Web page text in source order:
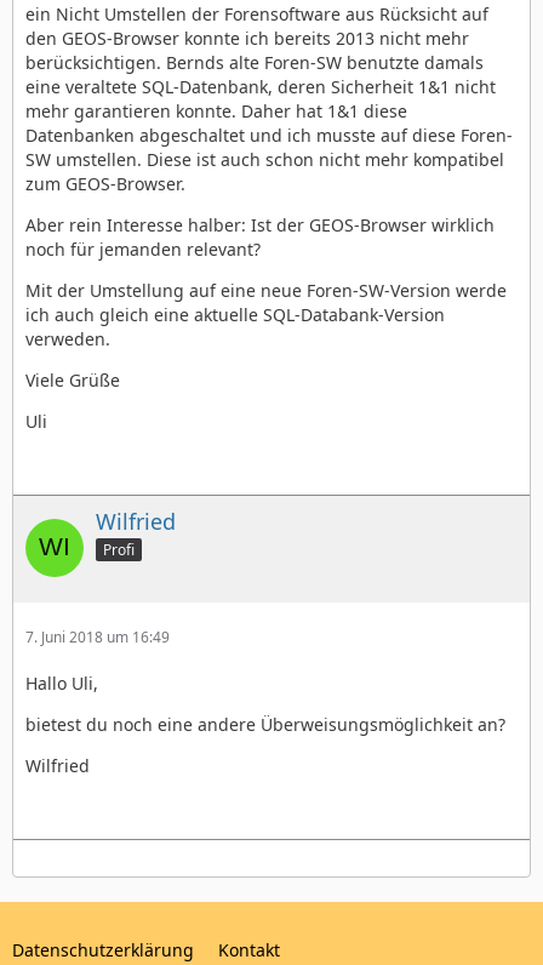
ein Nicht Umstellen der Forensoftware aus Rücksicht auf
den GEOS-Browser konnte ich bereits 2013 nicht mehr
berücksichtigen. Bernds alte Foren-SW benutzte damals
eine veraltete SQL-Datenbank, deren Sicherheit 1&1 nicht
mehr garantieren konnte. Daher hat 1&1 diese
Datenbanken abgeschaltet und ich musste auf diese Foren-
SW umstellen. Diese ist auch schon nicht mehr kompatibel
zum GEOS-Browser.
Aber rein Interesse halber: Ist der GEOS-Browser wirklich
noch für jemanden relevant?
Mit der Umstellung auf eine neue Foren-SW-Version werde
ich auch gleich eine aktuelle SQL-Databank-Version
verweden.
Viele Grüße
Uli
Wilfried
Profi
7. Juni 2018 um 16:49
Hallo Uli,
bietest du noch eine andere Überweisungsmöglichkeit an?
Wilfried
Datenschutzerklärung Kontakt